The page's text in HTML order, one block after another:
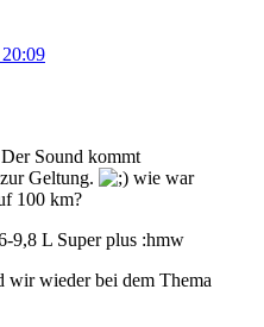
Sound kommt
Geltung.
wie war
100 km?
9,8 L Super plus :hmw
wir wieder bei dem Thema